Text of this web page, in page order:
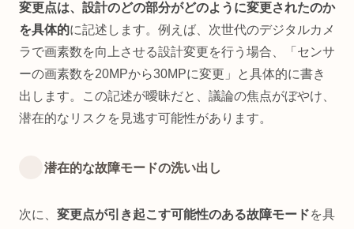
変更点は、設計のどの部分がどのように変更されたのか
を具体的に記述します。例えば、次世代のデジタルカメ
ラで画素数を向上させる設計変更を行う場合、「センサ
ーの画素数を20MPから30MPに変更」と具体的に書き
出します。この記述が曖昧だと、議論の焦点がぼやけ、
潜在的なリスクを見逃す可能性があります。
潜在的な故障モードの洗い出し
次に、 変更点が引き起こす可能性のある故障モードを具